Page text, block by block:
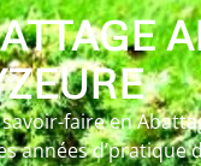
faire en
années d’pratique